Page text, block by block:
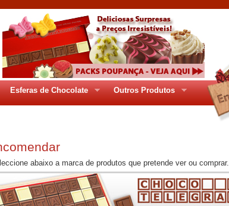
Esferas de Chocolate Outros Produtos
abaixo a marca de produtos que pretende ver ou comprar.